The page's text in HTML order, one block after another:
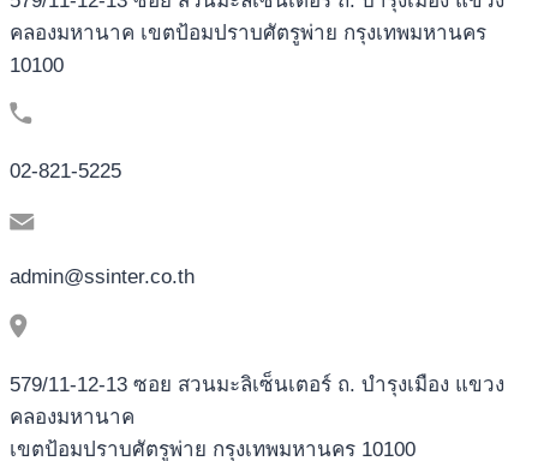
คลองมหานาค เขตป้อมปราบศัตรูพ่าย กรุงเทพมหานคร
10100
02-821-5225
admin@ssinter.co.th
579/11-12-13 ซอย สวนมะลิเซ็นเตอร์ ถ. บำรุงเมือง แขวง
คลองมหานาค
เขตป้อมปราบศัตรูพ่าย กรุงเทพมหานคร 10100